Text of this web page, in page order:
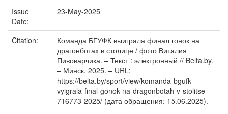
Issue
Date:
23-May-2025
Citation:
Команда БГУФК выиграла финал гонок на
драгонботах в столице / фото Виталия
Пивоварчика. – Текст : электронный // Belta.by.
– Минск, 2025. – URL:
https://belta.by/sport/view/komanda-bgufk-
vyigrala-final-gonok-na-dragonbotah-v-stolitse-
716773-2025/ (дата обращения: 15.06.2025).